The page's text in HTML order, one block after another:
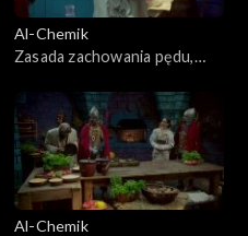
Al-Chemik
Zasada zachowania pędu,
Al-Chemik